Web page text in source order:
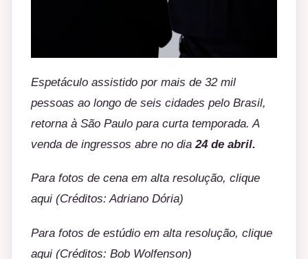
Espetáculo assistido por mais de 32 mil
pessoas ao longo de seis cidades pelo Brasil,
retorna à São Paulo para curta temporada. A
venda de ingressos abre no dia 24 de abril.
Para fotos de cena em alta resolução, clique
aqui (Créditos: Adriano Dória)
Para fotos de estúdio em alta resolução, clique
aqui (Créditos: Bob Wolfenson)